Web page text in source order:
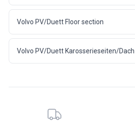
Volvo PV/Duett Floor section
Volvo PV/Duett Karosserieseiten/Dach